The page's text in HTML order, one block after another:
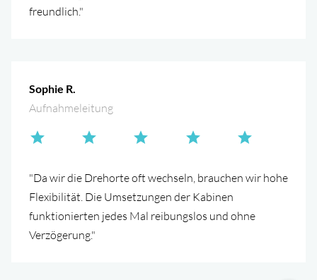
freundlich."
Sophie R.
Aufnahmeleitung
"Da wir die Drehorte oft wechseln, brauchen wir hohe
Flexibilität. Die Umsetzungen der Kabinen
funktionierten jedes Mal reibungslos und ohne
Verzögerung."